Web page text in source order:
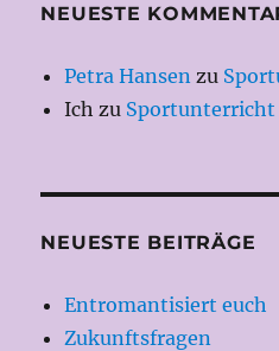
NEUESTE
Petra Hansen zu
Ich zu Sportunterricht
NEUESTE BEITRÄGE
Entromantisiert euch
Zukunftsfragen